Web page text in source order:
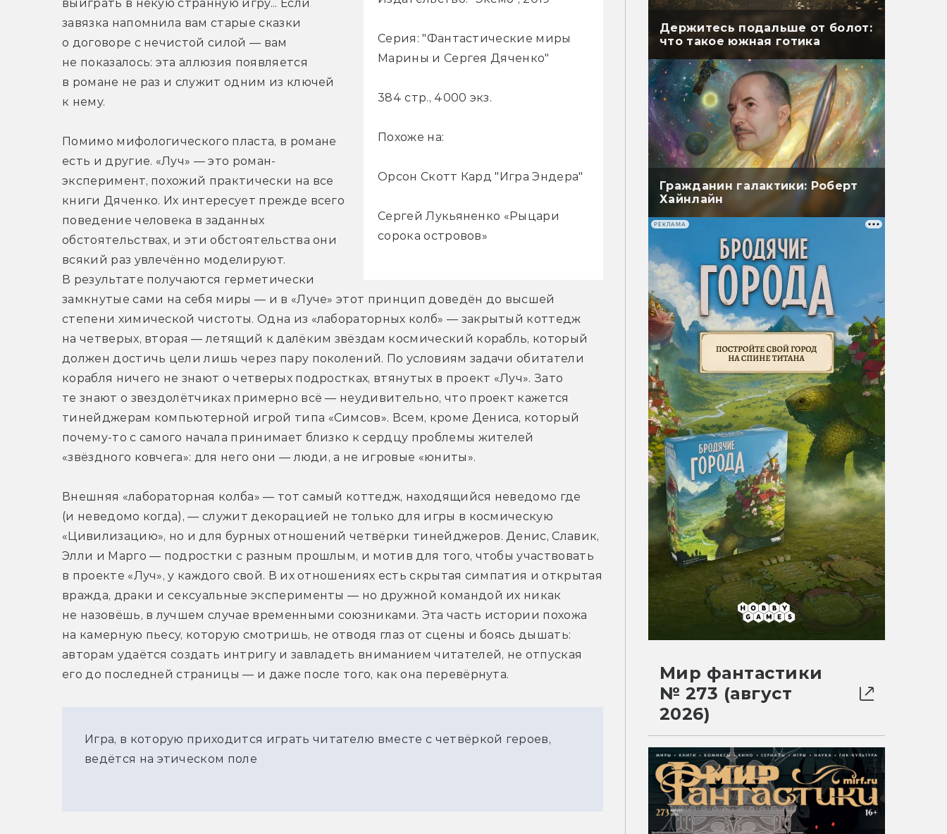
Серия: "Фантастические миры
Марины и Сергея Дяченко"
384 стр., 4000 экз.
Похоже на:
Орсон Скотт Кард "Игра Эндера"
Сергей Лукьяненко «Рыцари
сорока островов»
выиграть в некую странную игру... Если
завязка напомнила вам старые сказки
о договоре с нечистой силой — вам
не показалось: эта аллюзия появляется
в романе не раз и служит одним из ключей
к нему.
Помимо мифологического пласта, в романе
есть и другие. «Луч» — это роман-
эксперимент, похожий практически на все
книги Дяченко. Их интересует прежде всего
поведение человека в заданных
обстоятельствах, и эти обстоятельства они
всякий раз увлечённо моделируют.
В результате получаются герметически
замкнутые сами на себя миры — и в «Луче» этот принцип доведён до высшей
степени химической чистоты. Одна из «лабораторных колб» — закрытый коттедж
на четверых, вторая — летящий к далёким звёздам космический корабль, который
должен достичь цели лишь через пару поколений. По условиям задачи обитатели
корабля ничего не знают о четверых подростках, втянутых в проект «Луч». Зато
те знают о звездолётчиках примерно всё — неудивительно, что проект кажется
тинейджерам компьютерной игрой типа «Симсов». Всем, кроме Дениса, который
почему-то с самого начала принимает близко к сердцу проблемы жителей
«звёздного ковчега»: для него они — люди, а не игровые «юниты».
Внешняя «лабораторная колба» — тот самый коттедж, находящийся неведомо где
(и неведомо когда), — служит декорацией не только для игры в космическую
«Цивилизацию», но и для бурных отношений четвёрки тинейджеров. Денис, Славик,
Элли и Марго — подростки с разным прошлым, и мотив для того, чтобы участвовать
в проекте «Луч», у каждого свой. В их отношениях есть скрытая симпатия и открытая
вражда, драки и сексуальные эксперименты — но дружной командой их никак
не назовёшь, в лучшем случае временными союзниками. Эта часть истории похожа
на камерную пьесу, которую смотришь, не отводя глаз от сцены и боясь дышать:
авторам удаётся создать интригу и завладеть вниманием читателей, не отпуская
его до последней страницы — и даже после того, как она перевёрнута.
Игра, в которую приходится играть читателю вместе с четвёркой героев,
ведётся на этическом поле
Держитесь подальше от болот:
что такое южная готика
Гражданин галактики: Роберт
Хайнлайн
РЕКЛАМА
Мир фантастики
№ 273 (август
2026)